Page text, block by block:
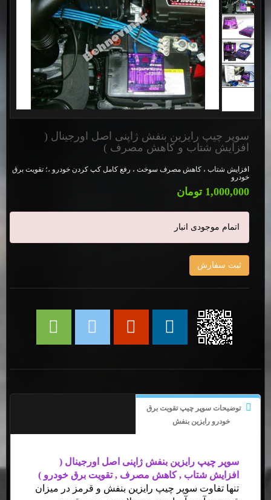
سوپر چیپ رایزین بنفش ژاپنی اصل اورجینال (
افزایش شتاب و کاهش مصرف )
افزایش شتاب ، کاهش مصرف سوخت ، رفع کامل کپ کردن خودرو ،؛ تقویت برق
خودرو
1,000,000 تومان
اتمام موجودی انبار
ثبت سفارش
توضیحات سوپر چیپ تقویت برق
خودرو رایزین بنفش
سوپر چیپ رایزین بنفش ژاپنی اصل اورجینال (
افزایش شتاب , کاهش مصرف , تقویت برق خودرو )
تنها تفاوت سوپر چیپ رایزین بنفش و قرمز در میزان